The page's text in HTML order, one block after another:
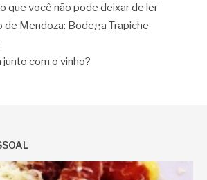
que você não pode deixar de ler
de Mendoza: Bodega Trapiche
com o vinho?